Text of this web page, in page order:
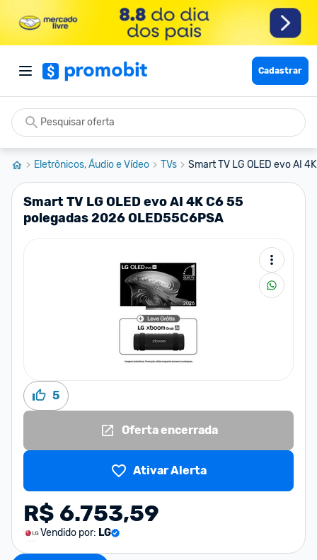
Cadastrar
Eletrônicos, Áudio e Vídeo TVs Smart TV LG OLED evo AI
Smart TV LG OLED evo AI 4K C6 55
polegadas 2026 OLED55C6PSA
5
Oferta encerrada
Ativar Alerta
R$ 6.753,59
Vendido por: LG